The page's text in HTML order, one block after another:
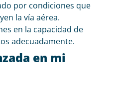
por condiciones que
la vía aérea.
en la capacidad de
adecuadamente.
en mi